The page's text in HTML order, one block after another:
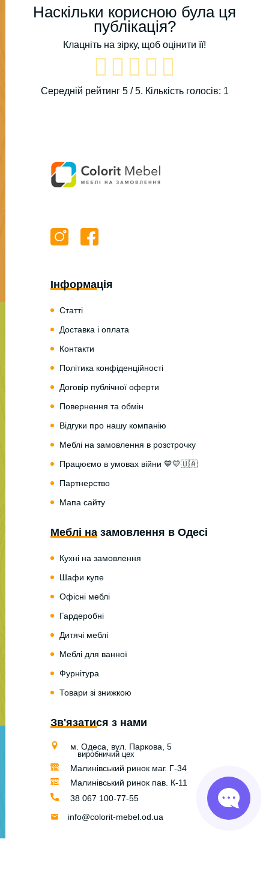
Наскільки корисною була ця
публікація?
Клацніть на зірку, щоб оцінити її!
Середній рейтинг 5/ 5. Кількість голосів: 1
Інформація
Статті
Доставка і оплата
Контакти
Політика конфіденційності
Договір публічної оферти
Повернення та обмін
Відгуки про нашу компанію
Меблі на замовлення в розстрочку
Працюємо в умовах війни 💙💛🇺🇦
Партнерство
Мапа сайту
Меблі на замовлення в Одесі
Кухні на замовлення
Шафи купе
Офісні меблі
Гардеробні
Дитячі меблі
Меблі для ванної
Фурнітура
Товари зі знижкою
Зв'язатися з нами
м. Одеса, вул. Паркова, 5
виробничий цех
Малинівський ринок маг. Г-34
Малинівський ринок пав. К-11
38 067 100-77-55
info@colorit-mebel.od.ua